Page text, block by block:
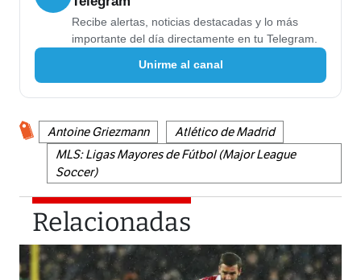
Recibe alertas, noticias destacadas y lo más
importante del día directamente en tu Telegram.
Unirme al canal
Antoine Griezmann
Atlético de Madrid
MLS: Ligas Mayores de Fútbol (Major League
Soccer)
Relacionadas